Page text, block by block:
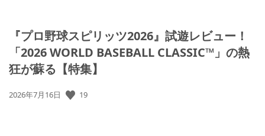
『プロ野球スピリッツ2026』試遊レビュー！
「2026 WORLD BASEBALL CLASSIC™」の熱
狂が蘇る【特集】
公
2026年7月16日 19